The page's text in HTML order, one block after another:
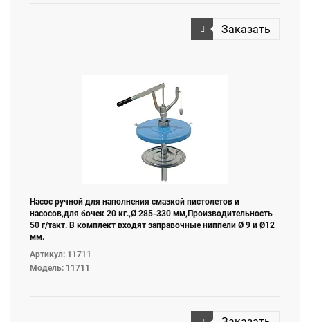
Заказать
Насос ручной для наполнения смазкой пистолетов и
насосов,для бочек 20 кг.,Ø 285-330 мм,Производительность
50 г/такт. В комплект входят заправочные ниппели Ø 9 и Ø12
мм.
Артикул: 11711
Модель: 11711